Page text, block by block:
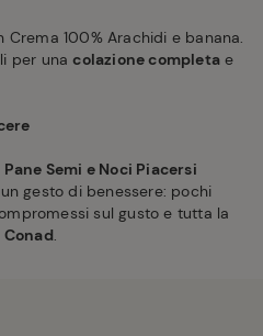
Crema 100% Arachidi e banana.
per unacolazione completa e
Pane Semi e Noci Piacersi
gesto di benessere: pochi
sul gusto e tutta la
Conad.